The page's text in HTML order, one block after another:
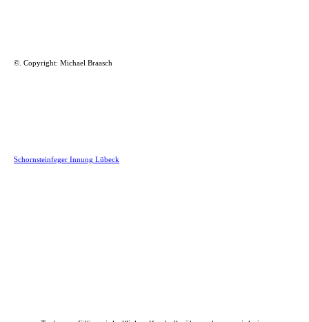
©. Copyright: Michael Braasch
Schornsteinfeger Innung Lübeck